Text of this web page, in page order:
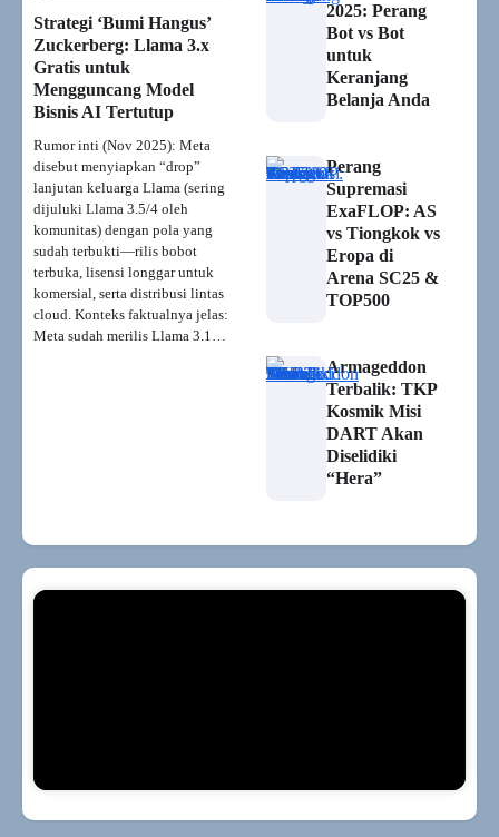
Strategi ‘Bumi Hangus’
Zuckerberg: Llama 3.x
Gratis untuk
Mengguncang Model
Bisnis AI Tertutup
Rumor inti (Nov 2025): Meta
disebut menyiapkan “drop”
lanjutan keluarga Llama (sering
dijuluki Llama 3.5/4 oleh
komunitas) dengan pola yang
sudah terbukti—rilis bobot
terbuka, lisensi longgar untuk
komersial, serta distribusi lintas
cloud. Konteks faktualnya jelas:
Meta sudah merilis Llama 3.1…
2025: Perang
Bot vs Bot
untuk
Keranjang
Belanja Anda
Perang
Supremasi
ExaFLOP: AS
vs Tiongkok vs
Eropa di
Arena SC25 &
TOP500
Armageddon
Terbalik: TKP
Kosmik Misi
DART Akan
Diselidiki
“Hera”